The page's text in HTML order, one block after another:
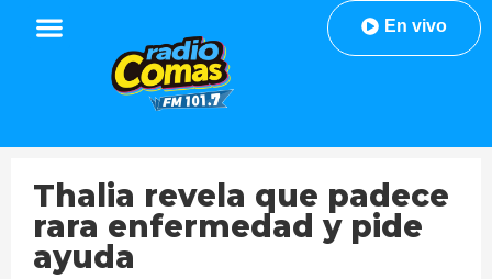
En vivo
Thalia revela que padece
rara enfermedad y pide
ayuda